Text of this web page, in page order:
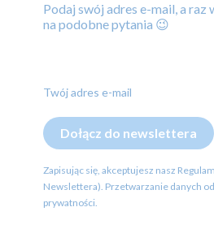
Podaj swój adres e-mail, a
na podobne pytania 😉
Twój adres e-mail
Dołącz do newslettera
Zapisując się, akceptujesz nasz
Newslettera). Przetwarzanie danych
prywatności.